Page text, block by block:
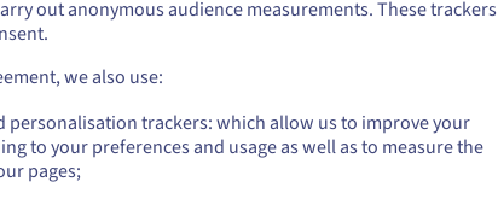
Beheerregels en meldingen
out anonymous audience measurements. These trackers
we also use:
personalisation trackers: which allow us to improve your
to your preferences and usage as well as to measure the
pages;